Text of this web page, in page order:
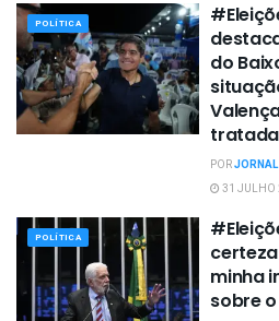
POLÍTICA
do
POR
31 JULHO
POLÍTICA
minha
sobre